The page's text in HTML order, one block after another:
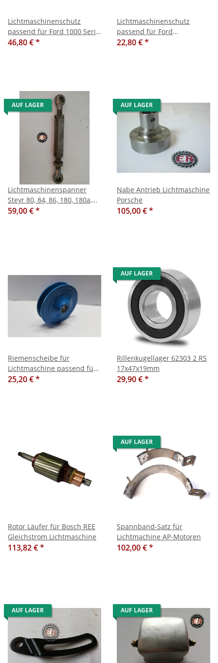
Lichtmaschinenschutz
passend für Ford 1000 Serie
und 600 Serie
46,80 €*
Lichtmaschinenschutz
passend für Ford
Major/Power Major und
22,80 €*
AUF LAGER
Lichtmaschinenspanner
Steyr 80, 84, 86, 180, 180a,
182
59,00 €*
AUF LAGER
Nabe Antrieb Lichtmaschine
Porsche
105,00 €*
Riemenscheibe für
Lichtmaschine passend für
Ford 1000 Serie
25,20 €*
AUF LAGER
Rillenkugellager 62303 2 RS
17x47x19mm
29,90 €*
Rotor Läufer für Bosch REE
Gleichstrom Lichtmaschine
113,82 €*
AUF LAGER
Spannband-Satz für
Lichtmachine AP-Motoren
102,00 €*
AUF LAGER AUF LAGER